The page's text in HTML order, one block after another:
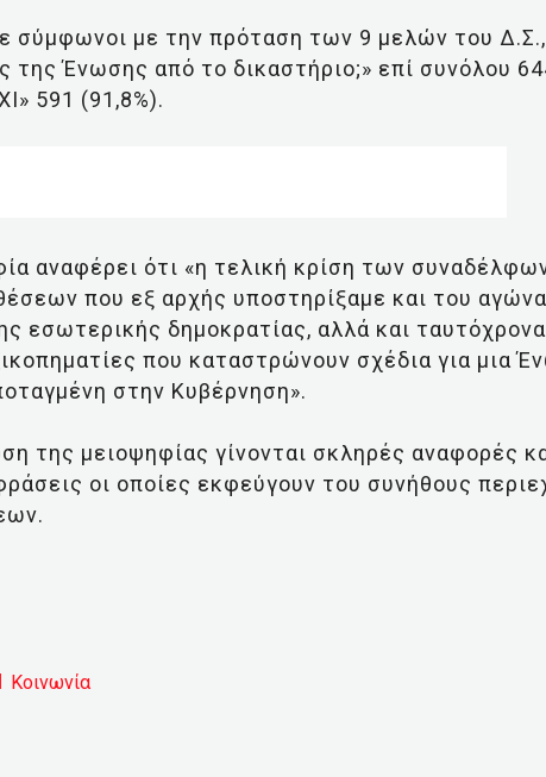
σύμφωνοι με την πρόταση των 9 μελών του Δ.Σ.,
της Ένωσης από το δικαστήριο;» επί συνόλου
591 (91,8%).
αναφέρει ότι «η τελική κρίση των
που εξ αρχής υποστηρίξαμε και του
εσωτερικής δημοκρατίας, αλλά και
που καταστρώνουν σχέδια για μια
στην Κυβέρνηση».
της μειοψηφίας γίνονται σκληρές αναφορές
οι οποίες εκφεύγουν του συνήθους
Κοινωνία